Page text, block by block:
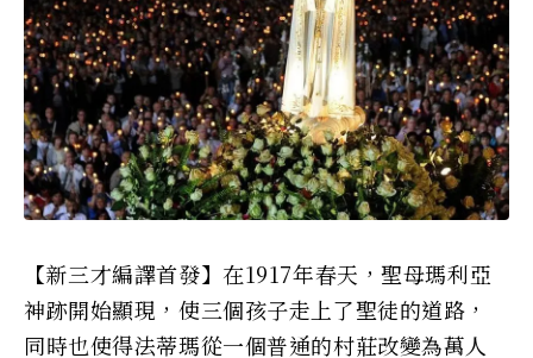
【新三才編譯首發】在1917年春天，聖母瑪利亞
神跡開始顯現，使三個孩子走上了聖徒的道路，
同時也使得法蒂瑪從一個普通的村莊改變為萬人